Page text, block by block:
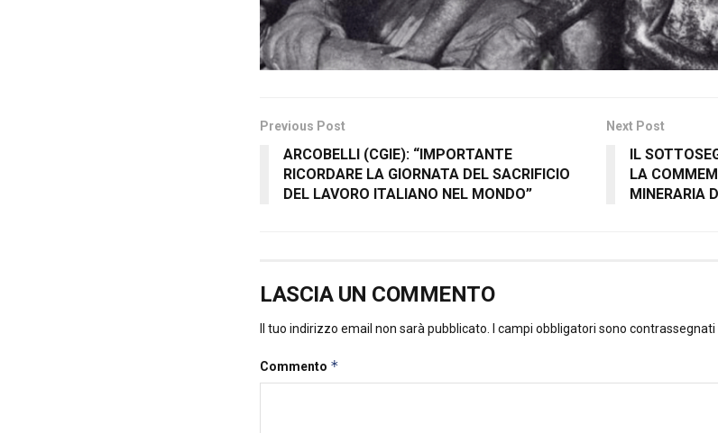
Previous Post
ARCOBELLI (CGIE): “IMPORTANTE
RICORDARE LA GIORNATA DEL SACRIFICIO
DEL LAVORO ITALIANO NEL MONDO”
Next Post
IL
LA
MINERARIA
LASCIA UN COMMENTO
Il tuo indirizzo email non sarà pubblicato. I campi obbligatori sono contrassegnati
Commento *